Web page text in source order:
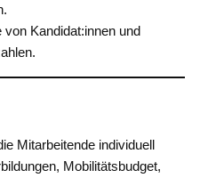
Kandidat:innen und
Mitarbeitende individuell
Mobilitätsbudget,